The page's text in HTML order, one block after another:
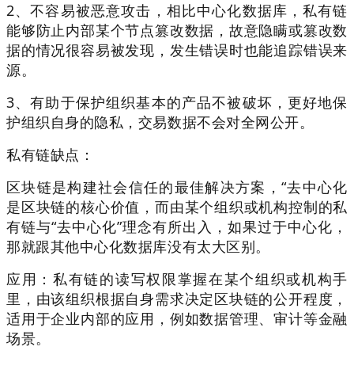
2、不容易被恶意攻击，相比中心化数据库，私有链
能够防止内部某个节点篡改数据，故意隐瞒或篡改数
据的情况很容易被发现，发生错误时也能追踪错误来
源。
3、有助于保护组织基本的产品不被破坏，更好地保
护组织自身的隐私，交易数据不会对全网公开。
私有链缺点：
区块链是构建社会信任的最佳解决方案，“去中心化
是区块链的核心价值，而由某个组织或机构控制的私
有链与“去中心化”理念有所出入，如果过于中心化，
那就跟其他中心化数据库没有太大区别。
应用：私有链的读写权限掌握在某个组织或机构手
里，由该组织根据自身需求决定区块链的公开程度，
适用于企业内部的应用，例如数据管理、审计等金融
场景。